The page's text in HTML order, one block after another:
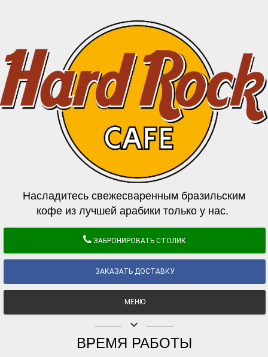
Насладитесь свежесваренным бразильским
кофе из лучшей арабики только у нас.
ЗАБРОНИРОВАТЬ СТОЛИК
ЗАКАЗАТЬ ДОСТАВКУ
МЕНЮ
keyboard_arrow_down
ВРЕМЯ РАБОТЫ